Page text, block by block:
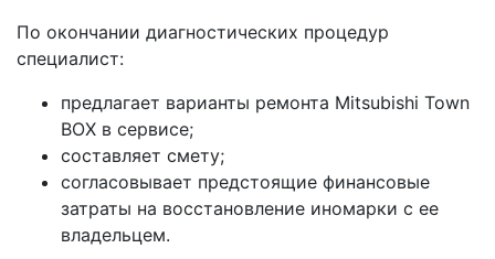
По окончании диагностических процедур
специалист:
предлагает варианты ремонта Mitsubishi Town
BOX в сервисе;
составляет смету;
согласовывает предстоящие финансовые
затраты на восстановление иномарки с ее
владельцем.